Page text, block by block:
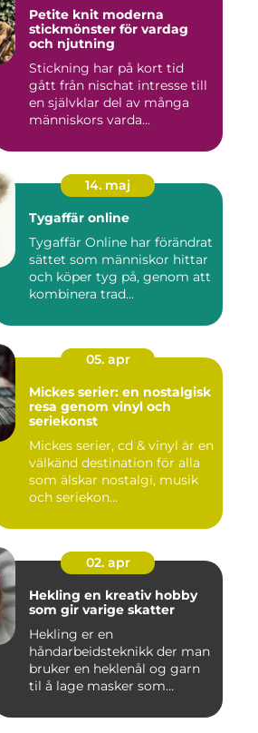
Petite knit moderna
stickmönster för vardag
och njutning
Stickning har på kort tid
gått från nischat intresse till
en självklar del av många
människors varda...
14. maj
Tygaffär online
Tygaffär Online har förändrat
sättet som människor hittar
och köper tyg på, genom att
kombinera trad...
05. apr
Mickes serier: en nostalgisk
resa genom vinyl och
seriekonst
Mickes serier, cd & vinyl är en
välkänd destination för alla
som älskar nostalgi, musik
och seriekon...
02. apr
Hekling en kreativ hobby
som gir varige skatter
Hekling er en
håndarbeidsteknikk der man
bruker en heklenål og garn
til å lage masker som